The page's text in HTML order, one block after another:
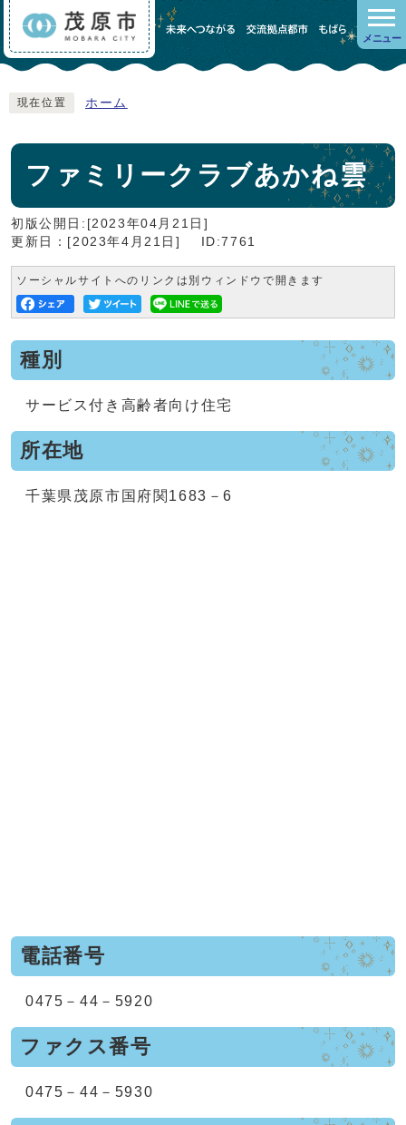
メニュー
現在位置 ホーム
ファミリークラブあかね雲
初版公開日:[2023年04月21日]
更新日：[2023年4月21日]
ID:7761
ソーシャルサイトへのリンクは別ウィンドウで開きます
種別
サービス付き高齢者向け住宅
所在地
千葉県茂原市国府関1683－6
電話番号
0475－44－5920
ファクス番号
0475－44－5930